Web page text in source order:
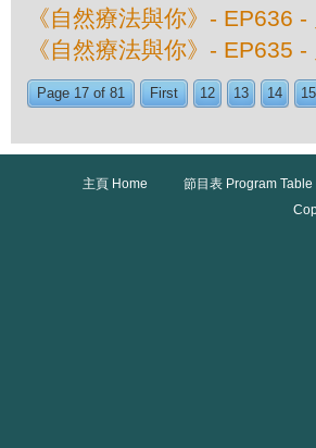
《自然療法與你》- EP636
《自然療法與你》- EP635
Page 17 of 81 First 12 13 14 15
主頁 Home 節目表 Program Table